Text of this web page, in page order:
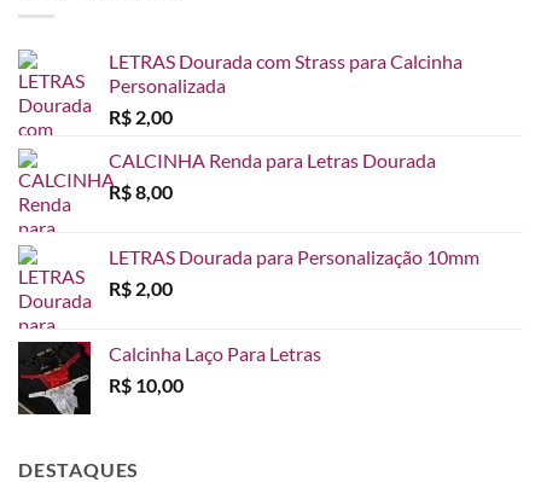
LETRAS Dourada com Strass para Calcinha
Personalizada
R$ 2,00
CALCINHA Renda para Letras Dourada
R$8,00
LETRAS Dourada para Personalização 10mm
R$ 2,00
Calcinha Laço Para Letras
R$ 10,00
DESTAQUES